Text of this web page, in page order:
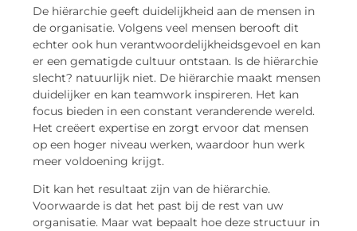
De hiërarchie geeft duidelijkheid aan de mensen in
de organisatie. Volgens veel mensen berooft dit
echter ook hun verantwoordelijkheidsgevoel en kan
er een gematigde cultuur ontstaan. Is de hiërarchie
slecht? natuurlijk niet. De hiërarchie maakt mensen
duidelijker en kan teamwork inspireren. Het kan
focus bieden in een constant veranderende wereld.
Het creëert expertise en zorgt ervoor dat mensen
op een hoger niveau werken, waardoor hun werk
meer voldoening krijgt.
Dit kan het resultaat zijn van de hiërarchie.
Voorwaarde is dat het past bij de rest van uw
organisatie. Maar wat bepaalt hoe deze structuur in